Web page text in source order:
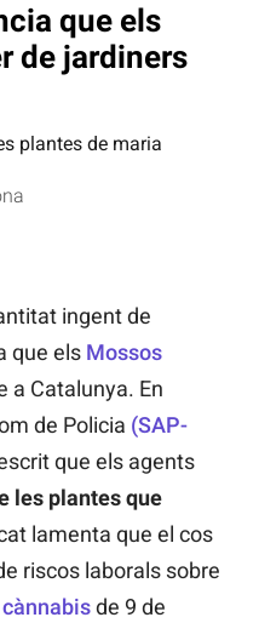
que els
de jardiners
plantes de maria
ingent de
que els Mossos
a Catalunya. En
de Policia (SAP-
que els agents
les plantes que
lamenta que el cos
riscos laborals sobre
de 9 de